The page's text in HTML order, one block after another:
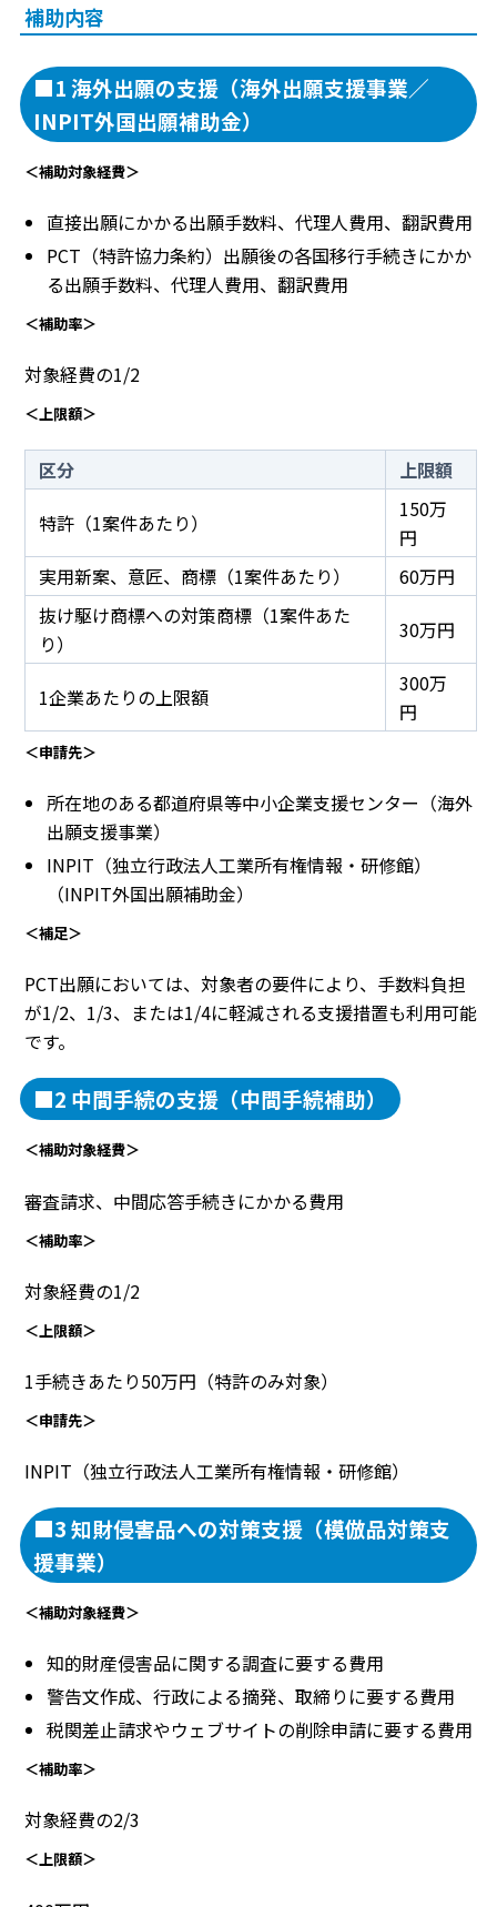
補助内容
■1 海外出願の支援（海外出願支援事業／
INPIT外国出願補助金）
＜補助対象経費＞
直接出願にかかる出願手数料、代理人費用、翻訳費用
PCT（特許協力条約）出願後の各国移行手続きにかか
る出願手数料、代理人費用、翻訳費用
＜補助率＞
対象経費の1/2
＜上限額＞
区分
上限額
特許（1案件あたり）
150万
円
実用新案、意匠、商標（1案件あたり）
60万円
抜け駆け商標への対策商標（1案件あた
り）
30万円
1企業あたりの上限額
300万
円
＜申請先＞
所在地のある都道府県等中小企業支援センター（海外
出願支援事業）
INPIT（独立行政法人工業所有権情報・研修館）
（INPIT外国出願補助金）
＜補足＞
PCT出願においては、対象者の要件により、手数料負担
が1/2、1/3、または1/4に軽減される支援措置も利用可能
です。
■2 中間手続の支援（中間手続補助）
＜補助対象経費＞
審査請求、中間応答手続きにかかる費用
＜補助率＞
対象経費の1/2
＜上限額＞
1手続きあたり50万円（特許のみ対象）
＜申請先＞
INPIT（独立行政法人工業所有権情報・研修館）
■3 知財侵害品への対策支援（模倣品対策支
援事業）
＜補助対象経費＞
知的財産侵害品に関する調査に要する費用
警告文作成、行政による摘発、取締りに要する費用
税関差止請求やウェブサイトの削除申請に要する費用
＜補助率＞
対象経費の2/3
＜上限額＞